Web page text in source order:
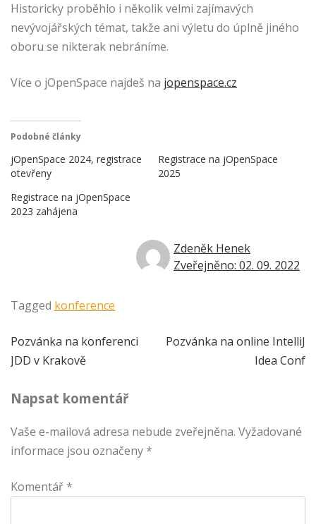
Historicky proběhlo i několik velmi zajímavých
nevývojářských témat, takže ani výletu do úplně jiného
oboru se nikterak nebráníme.
Více o jOpenSpace najdeš na jopenspace.cz
Podobné články
jOpenSpace 2024, registrace
otevřeny
Registrace na jOpenSpace
2025
Registrace na jOpenSpace
2023 zahájena
Zdeněk Henek
Zveřejněno: 02. 09. 2022
Tagged konference
Navigace
pro
příspěvek
Pozvánka na konferenci
JDD v Krakově
Pozvánka na online IntelliJ
Idea Conf
Napsat komentář
Vaše e-mailová adresa nebude zveřejněna. Vyžadované
informace jsou označeny *
Komentář *